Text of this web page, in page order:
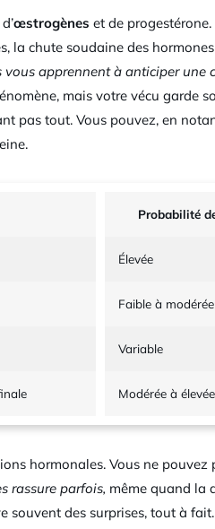
œstrogènes et de
la chute soudaine des
apprennent à anticiper une
mais votre vécu garde
pas tout. Vous pouvez, en
Probabilité
Élevée
Faible à modérée
Variable
Modérée à élevée
hormonales. Vous ne pouvez
rassure parfois, même quand la
souvent des surprises, tout à fait.